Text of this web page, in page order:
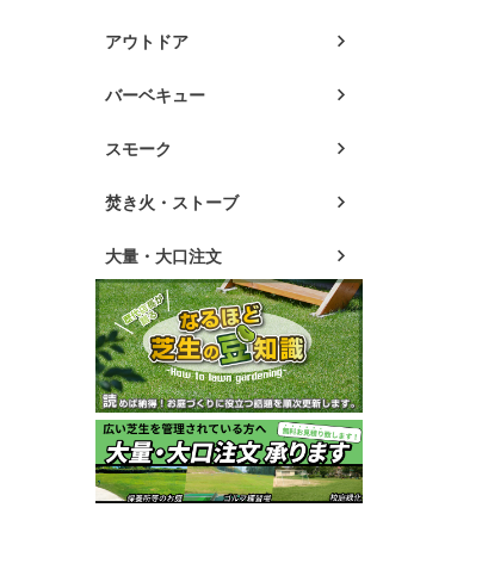
アウトドア
バーベキュー
スモーク
焚き火・ストーブ
大量・大口注文